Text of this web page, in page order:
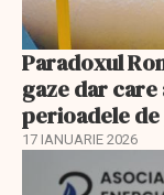
Paradoxul
gaze dar
perioadele
17 IANUARIE 2026